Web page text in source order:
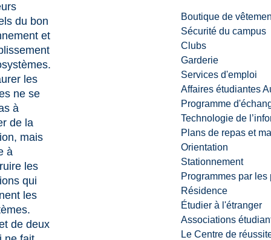
Boutique de
Sécurité du campus
Clubs
Garderie
Services d'emploi
Affaires étudiantes
Programme
Technologie de
Plans de repas et
Orientation
Stationnement
Programmes par les
Résidence
Étudier à l'étranger
Associations
Le Centre de
du bon
et
les
ne se
à
de la
mais
à
les
qui
les
de deux